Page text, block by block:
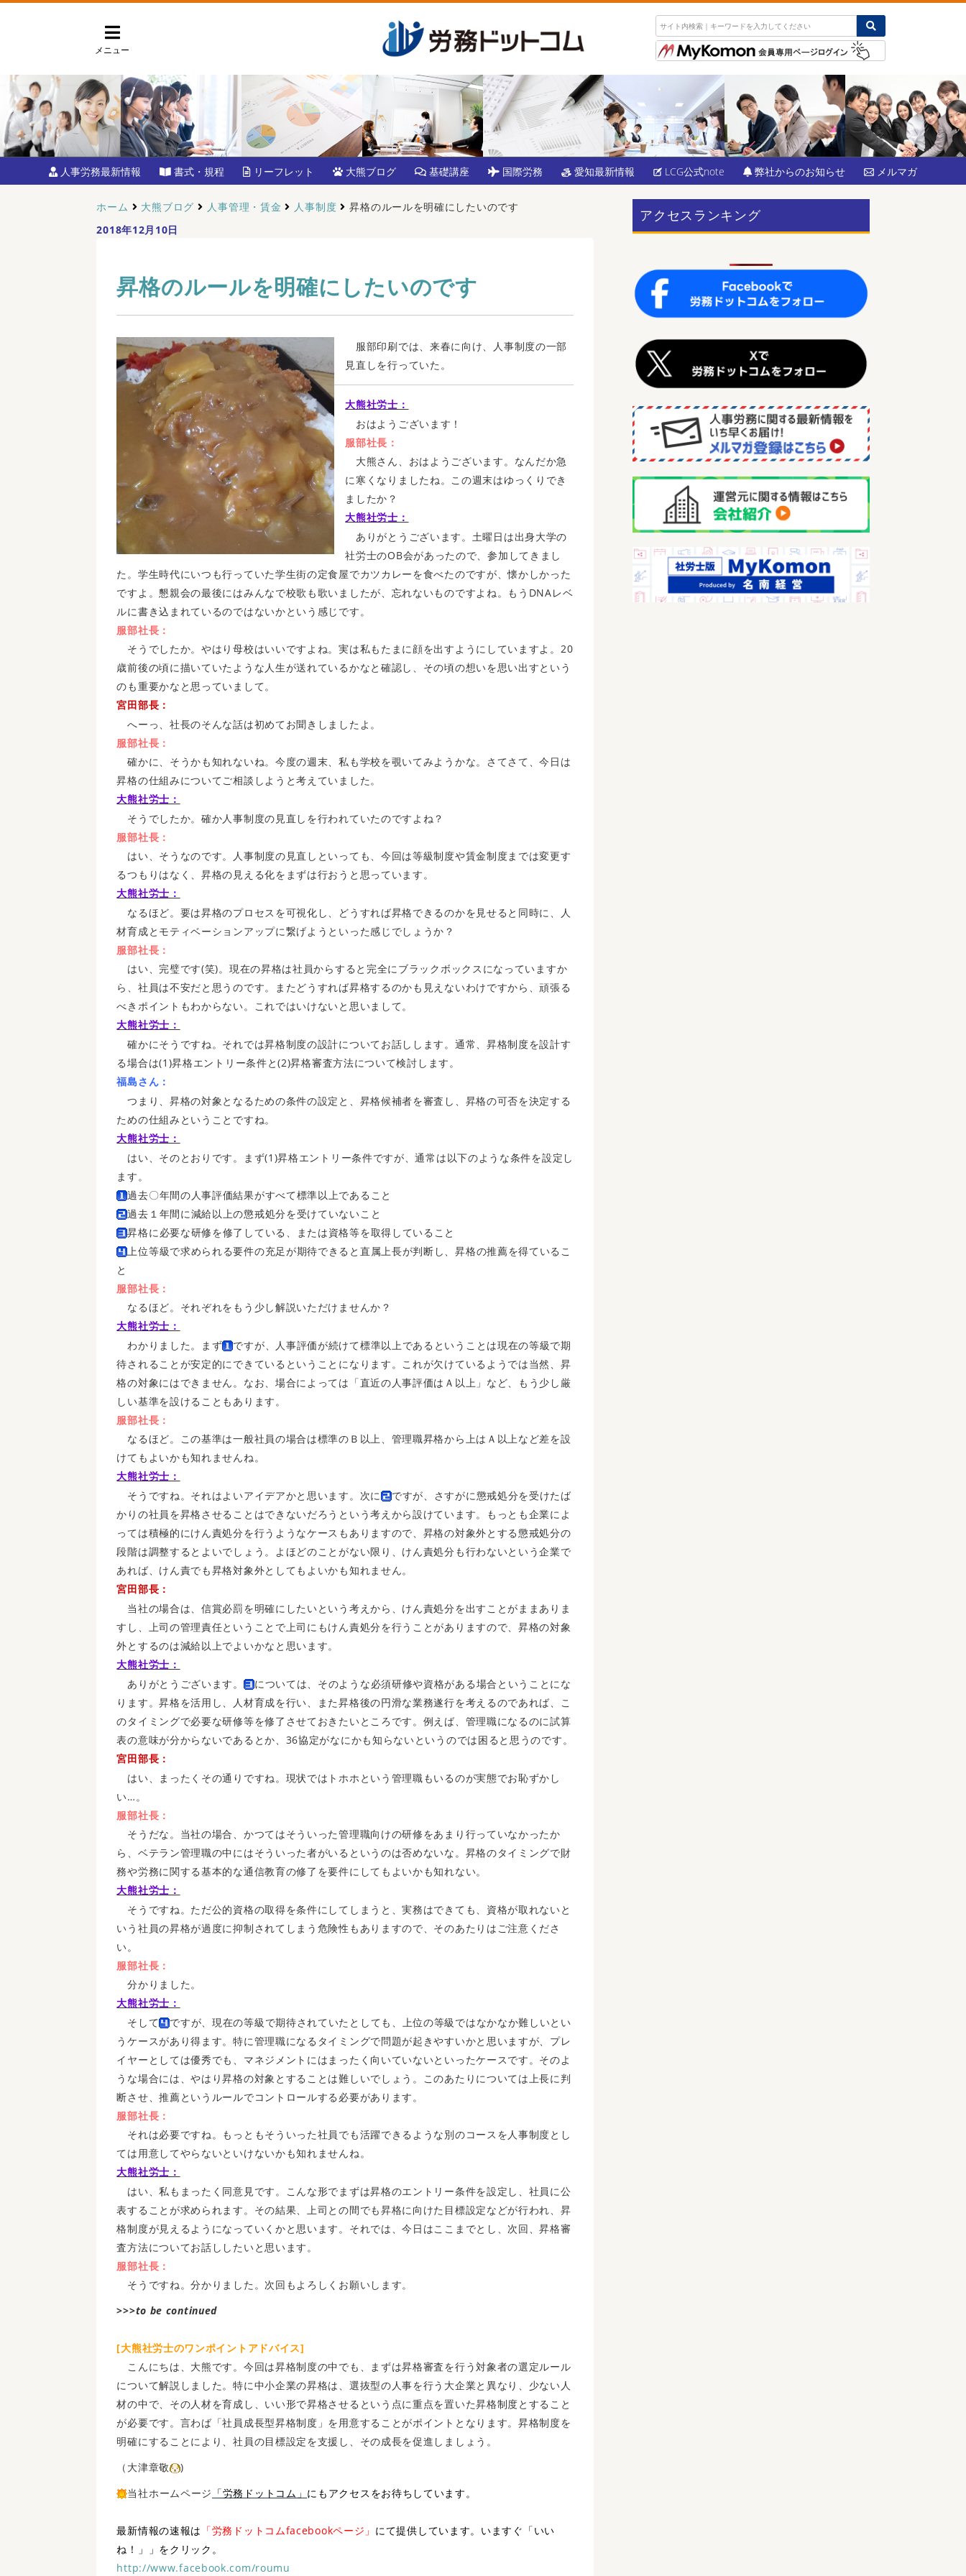
メニュー
人事労務最新情報 書式・規程 リーフレット 大熊ブログ 基礎講座 国際労務 愛知最新情報 LCG公式note 弊社からのお知らせ メルマガ
ホーム 大熊ブログ 人事管理・賃金 人事制度
昇格のルールを明確にしたいのです
2018年12月10日
昇格のルールを明確にしたいのです
服部印刷では、来春に向け、人事制度の一部
見直しを行っていた。
大熊社労士：
おはようございます！
服部社長：
大熊さん、おはようございます。なんだか急
に寒くなりましたね。この週末はゆっくりでき
ましたか？
大熊社労士：
ありがとうございます。土曜日は出身大学の
社労士のOB会があったので、参加してきまし
た。学生時代にいつも行っていた学生街の定食屋でカツカレーを食べたのですが、懐かしかった
ですよ。懇親会の最後にはみんなで校歌も歌いましたが、忘れないものですよね。もうDNAレベ
ルに書き込まれているのではないかという感じです。
服部社長：
そうでしたか。やはり母校はいいですよね。実は私もたまに顔を出すようにしていますよ。20
歳前後の頃に描いていたような人生が送れているかなと確認し、その頃の想いを思い出すという
のも重要かなと思っていまして。
宮田部長：
へーっ、社長のそんな話は初めてお聞きしましたよ。
服部社長：
確かに、そうかも知れないね。今度の週末、私も学校を覗いてみようかな。さてさて、今日は
昇格の仕組みについてご相談しようと考えていました。
大熊社労士：
そうでしたか。確か人事制度の見直しを行われていたのですよね？
服部社長：
はい、そうなのです。人事制度の見直しといっても、今回は等級制度や賃金制度までは変更す
るつもりはなく、昇格の見える化をまずは行おうと思っています。
大熊社労士：
なるほど。要は昇格のプロセスを可視化し、どうすれば昇格できるのかを見せると同時に、人
材育成とモティベーションアップに繋げようといった感じでしょうか？
服部社長：
はい、完璧です(笑)。現在の昇格は社員からすると完全にブラックボックスになっていますか
ら、社員は不安だと思うのです。またどうすれば昇格するのかも見えないわけですから、頑張る
べきポイントもわからない。これではいけないと思いまして。
大熊社労士：
確かにそうですね。それでは昇格制度の設計についてお話しします。通常、昇格制度を設計す
る場合は(1)昇格エントリー条件と(2)昇格審査方法について検討します。
福島さん：
つまり、昇格の対象となるための条件の設定と、昇格候補者を審査し、昇格の可否を決定する
ための仕組みということですね。
大熊社労士：
はい、そのとおりです。まず(1)昇格エントリー条件ですが、通常は以下のような条件を設定し
ます。
過去〇年間の人事評価結果がすべて標準以上であること
過去１年間に減給以上の懲戒処分を受けていないこと
昇格に必要な研修を修了している、または資格等を取得していること
上位等級で求められる要件の充足が期待できると直属上長が判断し、昇格の推薦を得ているこ
と
服部社長：
なるほど。それぞれをもう少し解説いただけませんか？
大熊社労士：
わかりました。まず
ですが、人事評価が続けて標準以上であるということは現在の等級で期
待されることが安定的にできているということになります。これが欠けているようでは当然、昇
格の対象にはできません。なお、場合によっては「直近の人事評価はＡ以上」など、もう少し厳
しい基準を設けることもあります。
服部社長：
なるほど。この基準は一般社員の場合は標準のＢ以上、管理職昇格から上はＡ以上など差を設
けてもよいかも知れませんね。
大熊社労士：
そうですね。それはよいアイデアかと思います。次に
ですが、さすがに懲戒処分を受けたば
かりの社員を昇格させることはできないだろうという考えから設けています。もっとも企業によ
っては積極的にけん責処分を行うようなケースもありますので、昇格の対象外とする懲戒処分の
段階は調整するとよいでしょう。よほどのことがない限り、けん責処分も行わないという企業で
あれば、けん責でも昇格対象外としてもよいかも知れません。
宮田部長：
当社の場合は、信賞必罰を明確にしたいという考えから、けん責処分を出すことがままありま
すし、上司の管理責任ということで上司にもけん責処分を行うことがありますので、昇格の対象
外とするのは減給以上でよいかなと思います。
大熊社労士：
ありがとうございます。
については、そのような必須研修や資格がある場合ということにな
ります。昇格を活用し、人材育成を行い、また昇格後の円滑な業務遂行を考えるのであれば、こ
のタイミングで必要な研修等を修了させておきたいところです。例えば、管理職になるのに試算
表の意味が分からないであるとか、36協定がなにかも知らないというのでは困ると思うのです。
宮田部長：
はい、まったくその通りですね。現状ではトホホという管理職もいるのが実態でお恥ずかし
い…。
服部社長：
そうだな。当社の場合、かつてはそういった管理職向けの研修をあまり行っていなかったか
ら、ベテラン管理職の中にはそういった者がいるというのは否めないな。昇格のタイミングで財
務や労務に関する基本的な通信教育の修了を要件にしてもよいかも知れない。
大熊社労士：
そうですね。ただ公的資格の取得を条件にしてしまうと、実務はできても、資格が取れないと
いう社員の昇格が過度に抑制されてしまう危険性もありますので、そのあたりはご注意くださ
い。
服部社長：
分かりました。
大熊社労士：
そして
ですが、現在の等級で期待されていたとしても、上位の等級ではなかなか難しいとい
うケースがあり得ます。特に管理職になるタイミングで問題が起きやすいかと思いますが、プレ
イヤーとしては優秀でも、マネジメントにはまったく向いていないといったケースです。そのよ
うな場合には、やはり昇格の対象とすることは難しいでしょう。このあたりについては上長に判
断させ、推薦というルールでコントロールする必要があります。
服部社長：
それは必要ですね。もっともそういった社員でも活躍できるような別のコースを人事制度とし
ては用意してやらないといけないかも知れませんね。
大熊社労士：
はい、私もまったく同意見です。こんな形でまずは昇格のエントリー条件を設定し、社員に公
表することが求められます。その結果、上司との間でも昇格に向けた目標設定などが行われ、昇
格制度が見えるようになっていくかと思います。それでは、今日はここまでとし、次回、昇格審
査方法についてお話ししたいと思います。
服部社長：
そうですね。分かりました。次回もよろしくお願いします。
>>>to be continued
[大熊社労士のワンポイントアドバイス]
こんにちは、大熊です。今回は昇格制度の中でも、まずは昇格審査を行う対象者の選定ルール
について解説しました。特に中小企業の昇格は、選抜型の人事を行う大企業と異なり、少ない人
材の中で、その人材を育成し、いい形で昇格させるという点に重点を置いた昇格制度とすること
が必要です。言わば「社員成長型昇格制度」を用意することがポイントとなります。昇格制度を
明確にすることにより、社員の目標設定を支援し、その成長を促進しましょう。
（大津章敬
)
当社ホームページ 「労務ドットコム」 にもアクセスをお待ちしています。
最新情報の速報は 「労務ドットコムfacebookページ」 にて提供しています。いますぐ「いい
ね！」」をクリック。
http://www.facebook.com/roumu
アクセスランキング